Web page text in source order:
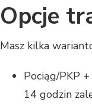
Opcje
Masz kilka
Pociąg/PKP
14 godzin